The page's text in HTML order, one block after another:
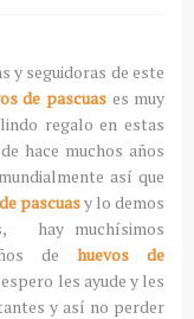
y seguidoras de este
de pascuas es muy
regalo en estas
hace muchos años
mundialmente así que
pascuasy lo demos
hay muchísimos
de huevos de
les ayude y les
y así no perder